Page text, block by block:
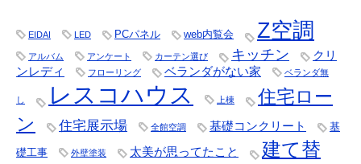
EIDAI LED PCパネル web内覧会 Z空調
アルバム アンケート カーテン選び キッチン
クリ
ンレディ
フローリング ベランダがない家 ベランダ無
し レスコハウス 上棟
住宅ロー
ン
住宅展示場 全館空調 基礎コンクリート 基
礎工事 外壁塗装 太美が思ってたこと
建て替